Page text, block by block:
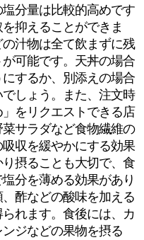
分量は比較的高めです
抑えることができま
汁物は全て飲まずに残
可能です。天丼の場合
するか、別添えの場合
しょう。また、注文時
をリクエストできる店
サラダなど食物繊維の
収を緩やかにする効果
摂ることも大切で、食
分を薄める効果があり
酢などの酸味を加える
れます。食後には、カ
ジなどの果物を摂る